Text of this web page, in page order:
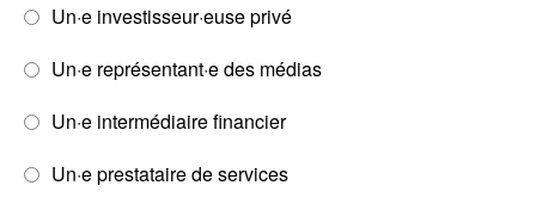
Un·e investisseur·euse privé
Un·e représentant·e des médias
Un·e intermédiaire financier
Un·e prestataire de services